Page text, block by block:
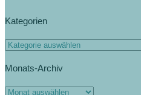
Kategorien
Monats-Archiv